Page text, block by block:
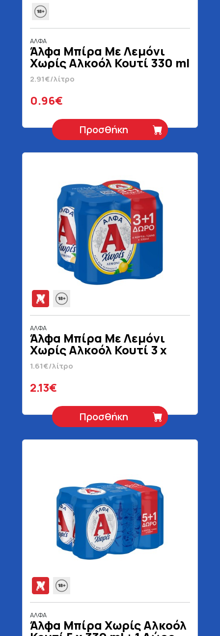
ΑΛΦΑ
Άλφα Μπίρα Με Λεμόνι
Χωρίς Αλκοόλ Κουτί 330 ml
2.91€/λίτρο
0.96€
Προσθήκη
ΑΛΦΑ
Άλφα Μπίρα Με Λεμόνι
Χωρίς Αλκοόλ Κουτί 3 x
330 ml + 1 Δώρο
1.61€/λίτρο
2.13€
Προσθήκη
ΑΛΦΑ
Άλφα Μπίρα Χωρίς Αλκοόλ